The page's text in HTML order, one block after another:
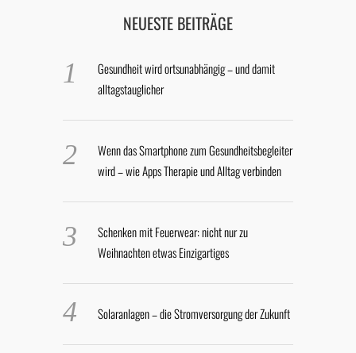
NEUESTE BEITRÄGE
Gesundheit wird ortsunabhängig – und damit
alltagstauglicher
Wenn das Smartphone zum Gesundheitsbegleiter
wird – wie Apps Therapie und Alltag verbinden
Schenken mit Feuerwear: nicht nur zu
Weihnachten etwas Einzigartiges
Solaranlagen – die Stromversorgung der Zukunft